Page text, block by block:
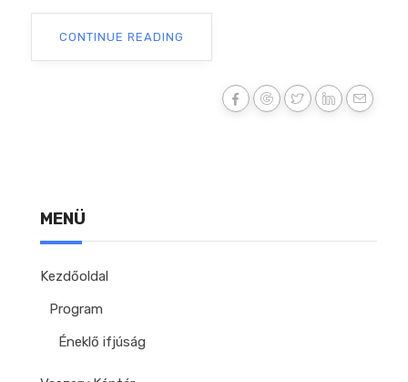
CONTINUE READING
MENÜ
Kezdőoldal
Program
Éneklő ifjúság